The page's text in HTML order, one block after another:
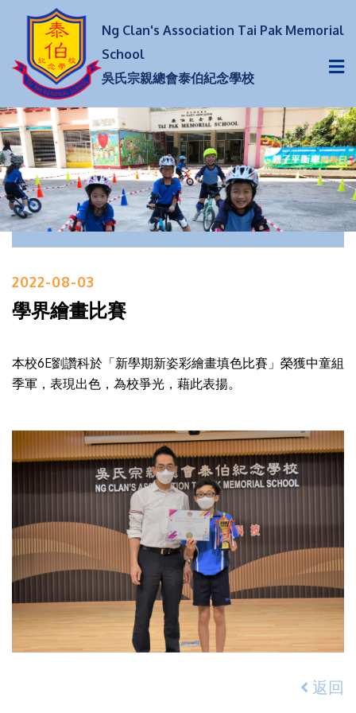
Ng Clan's Association Tai Pak Memorial
School
吳氏宗親總會泰伯紀念學校
2022-08-03
學界繪畫比賽
本校6E劉讚科於「新學期新姿彩繪畫填色比賽」榮獲中童組
季軍，表現出色，為校爭光，藉此表揚。
返回